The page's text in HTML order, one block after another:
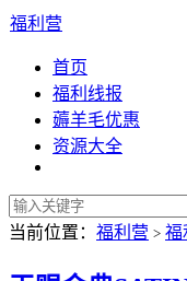
福利营
首页
福利线报
薅羊毛优惠
资源大全
当前位置： 福利营 > 福